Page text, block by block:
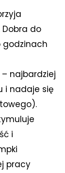
Dobra do
godzinach
– najbardziej
i nadaje się
i
pracy